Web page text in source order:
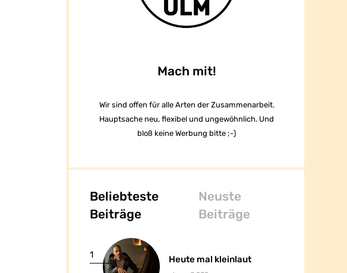
Mach mit!
Wir sind offen für alle Arten der Zusammenarbeit.
Hauptsache neu, flexibel und ungewöhnlich. Und
bloß keine Werbung bitte ;-)
Beliebteste
Beiträge
Neuste
Beiträge
1 Heute mal kleinlaut
Heute mal kleinlaut